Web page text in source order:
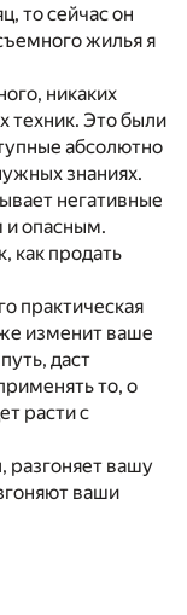
то сейчас он
жилья я
никаких
техник. Это были
абсолютно
знаниях.
негативные
и опасным.
как продать
практическая
изменит ваше
даст
то, о
расти с
разгоняет вашу
ваши